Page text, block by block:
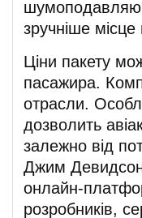
зручніше місце
Ціни пакету
пасажира.
отрасли.
дозволить
залежно від
Джим Девидсон.
онлайн-
розробників,